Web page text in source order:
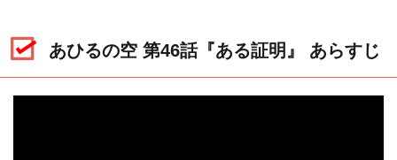
あひるの空 第46話『ある証明』 あらすじ